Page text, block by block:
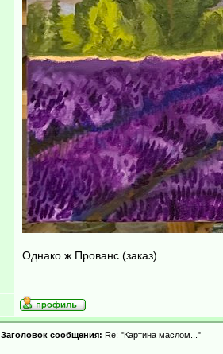
Однако ж Прованс (заказ).
Заголовок сообщения: Re: "Картина маслом..."